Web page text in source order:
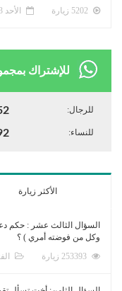
الأحد 13 شعبان 1447ﻫ 1-2-2026م
للإشتراك
للرجال:
للنساء:
الأكثر زيارة
السؤال الثالث عشر : حكم
وكل من فوضته أمري ) ؟